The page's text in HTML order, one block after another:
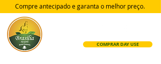
COMPRAR DAY USE
Compre antecipado e garanta o melhor preço.